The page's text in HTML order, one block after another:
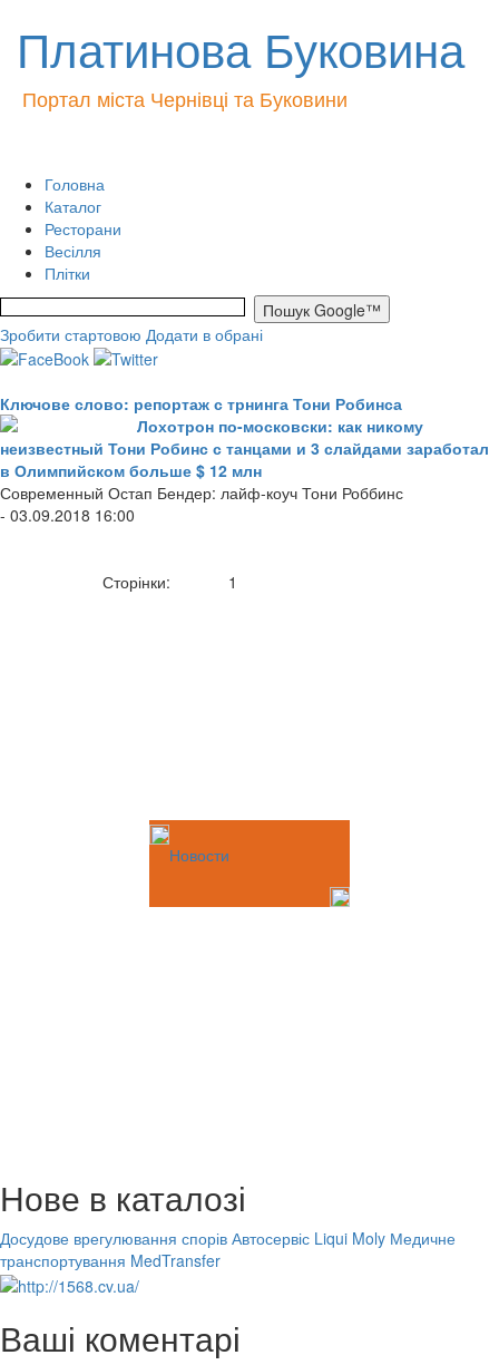
Платинова Буковина
Портал міста Чернівці та Буковини
Головна
Каталог
Ресторани
Весілля
Плітки
Зробити стартовою Додати в обрані
Ключове слово: репортаж с трнинга Тони Робинса
Лохотрон по-московски: как никому
неизвестный Тони Робинс с танцами и 3 слайдами заработал
в Олимпийском больше $ 12 млн
Современный Остап Бендер: лайф-коуч Тони Роббинс
- 03.09.2018 16:00
Сторінки: 1
Новости
Нове в каталозі
Досудове врегулювання спорів Автосервіс Liqui Moly Медичне
транспортування MedTransfer
Ваші коментарі